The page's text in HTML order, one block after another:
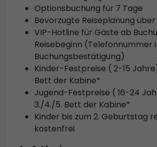
Optionsbuchung für 7 Tage
Bevorzugte Reiseplanung über
VIP-Hotline für Gäste ab
Reisebeginn (Telefonnummer
Buchungsbestätigung)
Kinder-Festpreise ( 2-15
Bett der Kabine*
Jugend-Festpreise ( 16-24
3./4./5. Bett der Kabine*
Kinder bis zum 2. Geburtstag
kostenfrei